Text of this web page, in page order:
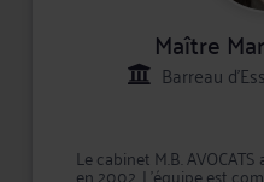
Maître
Barreau
Le cabinet M.B.
en 2002. L’équipe est